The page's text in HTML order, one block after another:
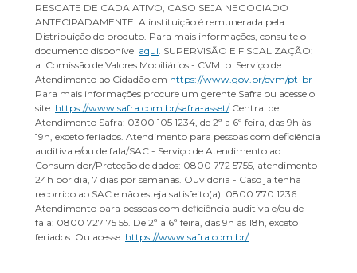
RESGATE DE CADA ATIVO, CASO SEJA NEGOCIADO
ANTECIPADAMENTE. A instituição é remunerada pela
Distribuição do produto. Para mais informações, consulte o
documento disponível aqui . SUPERVISÃO E FISCALIZAÇÃO:
a. Comissão de Valores Mobiliários - CVM. b. Serviço de
Atendimento ao Cidadão em https://www.gov.br/cvm/pt-br
Para mais informações procure um gerente Safra ou acesse o
site: https://www.safra.com.br/safra-asset/Central de
Atendimento Safra: 0300 105 1234, de 2ª a 6ª feira, das 9h às
19h, exceto feriados. Atendimento para pessoas com deficiência
auditiva e/ou de fala/SAC - Serviço de Atendimento ao
Consumidor/Proteção de dados: 0800 772 5755, atendimento
24h por dia, 7 dias por semanas. Ouvidoria - Caso já tenha
recorrido ao SAC e não esteja satisfeito(a): 0800 770 1236.
Atendimento para pessoas com deficiência auditiva e/ou de
fala: 0800 727 75 55. De 2ª a 6ª feira, das 9h às 18h, exceto
feriados. Ou acesse: https://www.safra.com.br/